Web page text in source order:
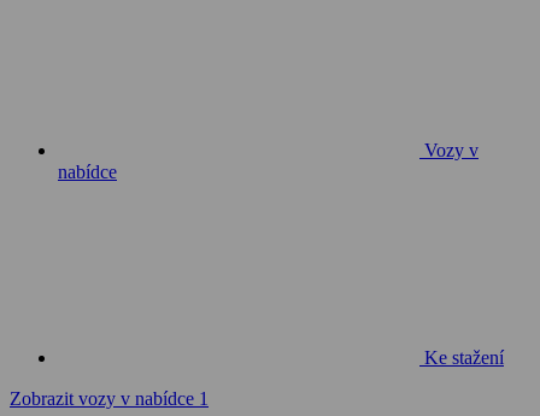
Vozy v
nabídce
Ke stažení
Zobrazit vozy v nabídce 1